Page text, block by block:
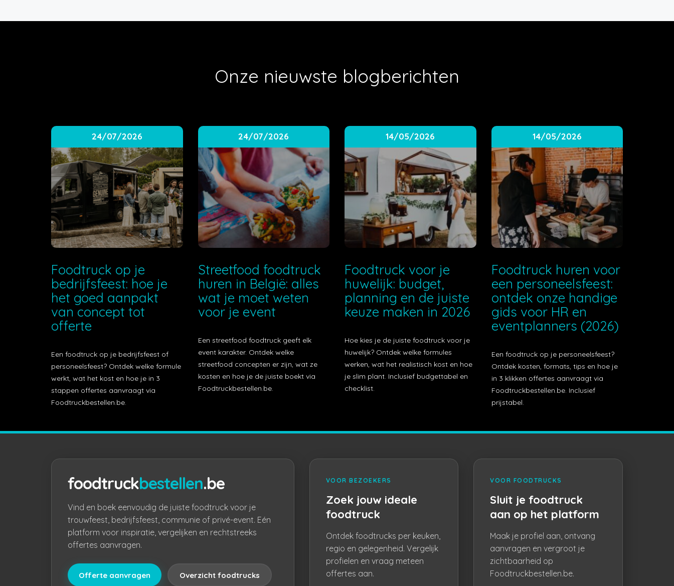
Onze nieuwste blogberichten
24/07/2026
Foodtruck op je
bedrijfsfeest: hoe je
het goed aanpakt
van concept tot
offerte
Een foodtruck op je bedrijfsfeest of
personeelsfeest? Ontdek welke formule
werkt, wat het kost en hoe je in 3
stappen offertes aanvraagt via
Foodtruckbestellen.be.
24/07/2026
Streetfood foodtruck
huren in België: alles
wat je moet weten
voor je event
Een streetfood foodtruck geeft elk
event karakter. Ontdek welke
streetfood concepten er zijn, wat ze
kosten en hoe je de juiste boekt via
Foodtruckbestellen.be.
14/05/2026
Foodtruck voor je
huwelijk: budget,
planning en de juiste
keuze maken in 2026
Hoe kies je de juiste foodtruck voor je
huwelijk? Ontdek welke formules
werken, wat het realistisch kost en hoe
je slim plant. Inclusief budgettabel en
checklist.
14/05/2026
Foodtruck huren voor
een personeelsfeest:
ontdek onze handige
gids voor HR en
eventplanners (2026)
Een foodtruck op je personeelsfeest?
Ontdek kosten, formats, tips en hoe je
in 3 klikken offertes aanvraagt via
Foodtruckbestellen.be. Inclusief
prijstabel.
foodtruckbestellen.be
Vind en boek eenvoudig de juiste foodtruck voor je
trouwfeest, bedrijfsfeest, communie of privé-event. Eén
platform voor inspiratie, vergelijken en rechtstreeks
offertes aanvragen.
Offerte aanvragen Overzicht foodtrucks
VOOR BEZOEKERS
Zoek jouw ideale
foodtruck
Ontdek foodtrucks per keuken,
regio en gelegenheid. Vergelijk
profielen en vraag meteen
offertes aan.
VOOR FOODTRUCKS
Sluit je foodtruck
aan op het platform
Maak je profiel aan, ontvang
aanvragen en vergroot je
zichtbaarheid op
Foodtruckbestellen.be.